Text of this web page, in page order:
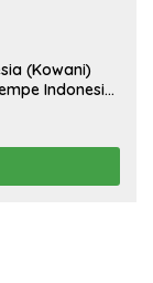
(Kowani)
Indonesia